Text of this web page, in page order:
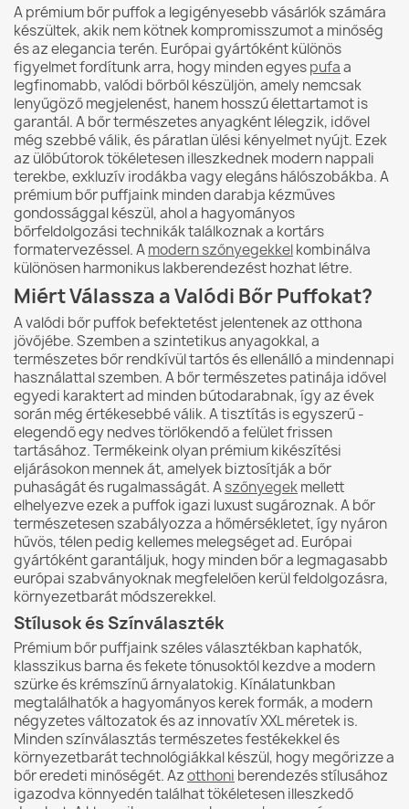
A prémium bőr puffok a legigényesebb vásárlók számára
készültek, akik nem kötnek kompromisszumot a minőség
és az elegancia terén. Európai gyártóként különös
figyelmet fordítunk arra, hogy minden egyespufaa
legfinomabb, valódi bőrből készüljön, amely nemcsak
lenyűgöző megjelenést, hanem hosszú élettartamot is
garantál. A bőr természetes anyagként lélegzik, idővel
még szebbé válik, és páratlan ülési kényelmet nyújt. Ezek
az ülőbútorok tökéletesen illeszkednek modern nappali
terekbe, exkluzív irodákba vagy elegáns hálószobákba. A
prémium bőr puffjaink minden darabja kézműves
gondossággal készül, ahol a hagyományos
bőrfeldolgozási technikák találkoznak a kortárs
formatervezéssel. Amodern szőnyegekkelkombinálva
különösen harmonikus lakberendezést hozhat létre.
Miért Válassza a Valódi Bőr Puffokat?
A valódi bőr puffok befektetést jelentenek az otthona
jövőjébe. Szemben a szintetikus anyagokkal, a
természetes bőr rendkívül tartós és ellenálló a mindennapi
használattal szemben. A bőr természetes patinája idővel
egyedi karaktert ad minden bútodarabnak, így az évek
során még értékesebbé válik. A tisztítás is egyszerű -
elegendő egy nedves törlőkendő a felület frissen
tartásához. Termékeink olyan prémium kikészítési
eljárásokon mennek át, amelyek biztosítják a bőr
puhaságát és rugalmasságát. Aszőnyegekmellett
elhelyezve ezek a puffok igazi luxust sugároznak. A bőr
természetesen szabályozza a hőmérsékletet, így nyáron
hűvös, télen pedig kellemes melegséget ad. Európai
gyártóként garantáljuk, hogy minden bőr a legmagasabb
európai szabványoknak megfelelően kerül feldolgozásra,
környezetbarát módszerekkel.
Stílusok és Színválaszték
Prémium bőr puffjaink széles választékban kaphatók,
klasszikus barna és fekete tónusoktól kezdve a modern
szürke és krémszínű árnyalatokig. Kínálatunkban
megtalálhatók a hagyományos kerek formák, a modern
négyzetes változatok és az innovatív XXL méretek is.
Minden színválasztás természetes festékekkel és
környezetbarát technológiákkal készül, hogy megőrizze a
bőr eredeti minőségét. Azotthoni berendezés stílusához
igazodva könnyedén találhat tökéletesen illeszkedő